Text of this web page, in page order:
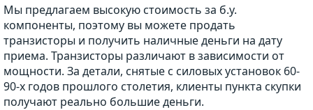
Мы предлагаем высокую стоимость за б.у.
компоненты, поэтому вы можете продать
транзисторы и получить наличные деньги на дату
приема. Транзисторы различают в зависимости от
мощности. За детали, снятые с силовых установок 60-
90-х годов прошлого столетия, клиенты пункта скупки
получают реально большие деньги.